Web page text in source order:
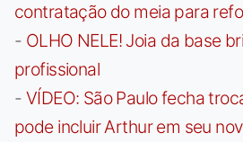
contratação do meia para
- OLHO NELE! Joia da base
profissional
- VÍDEO: São Paulo fecha
pode incluir Arthur em seu